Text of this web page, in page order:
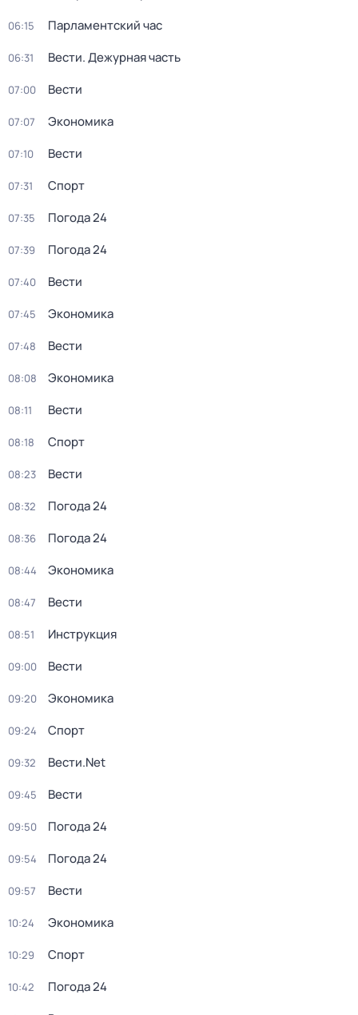
06:15 Парламентский час
06:31 Вести. Дежурная часть
07:00 Вести
07:07 Экономика
07:10 Вести
07:31 Спорт
07:35 Погода 24
07:39 Погода 24
07:40 Вести
07:45 Экономика
07:48 Вести
08:08 Экономика
08:11 Вести
08:18 Спорт
08:23 Вести
08:32 Погода 24
08:36 Погода 24
08:44 Экономика
08:47 Вести
08:51 Инструкция
09:00 Вести
09:20 Экономика
09:24 Спорт
09:32 Вести.Net
09:45 Вести
09:50 Погода 24
09:54 Погода 24
09:57 Вести
10:24 Экономика
10:29 Спорт
10:42 Погода 24